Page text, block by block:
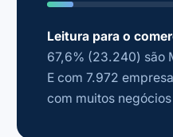
Leitura para o
67,6% (23.240) são
E com 7.972
com muitos